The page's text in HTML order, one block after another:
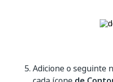
Adicione o seguinte